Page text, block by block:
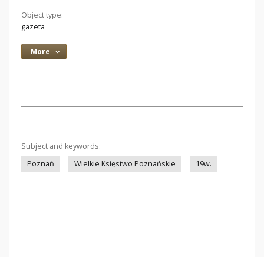
Object type:
gazeta
More
Subject and keywords:
Poznań
Wielkie Księstwo Poznańskie 19w.